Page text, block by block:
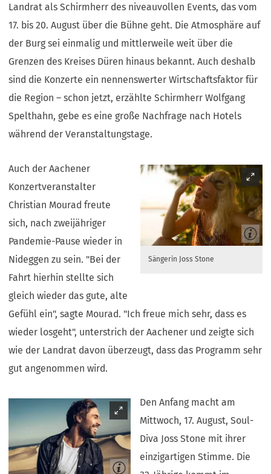
Landrat als Schirmherr des niveauvollen Events, das vom
17. bis 20. August über die Bühne geht. Die Atmosphäre auf
der Burg sei einmalig und mittlerweile weit über die
Grenzen des Kreises Düren hinaus bekannt. Auch deshalb
sind die Konzerte ein nennenswerter Wirtschaftsfaktor für
die Region – schon jetzt, erzählte Schirmherr Wolfgang
Spelthahn, gebe es eine große Nachfrage nach Hotels
während der Veranstaltungstage.
Sängerin Joss Stone
Auch der Aachener
Konzertveranstalter
Christian Mourad freute
sich, nach zweijähriger
Pandemie-Pause wieder in
Nideggen zu sein. "Bei der
Fahrt hierhin stellte sich
gleich wieder das gute, alte
Gefühl ein", sagte Mourad. "Ich freue mich sehr, dass es
wieder losgeht", unterstrich der Aachener und zeigte sich
wie der Landrat davon überzeugt, dass das Programm sehr
gut angenommen wird.
Den Anfang macht am
Mittwoch, 17. August, Soul-
Diva Joss Stone mit ihrer
einzigartigen Stimme. Die